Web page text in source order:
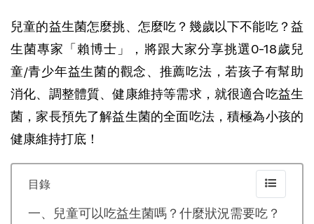
兒童的益生菌怎麼挑、怎麼吃？幾歲以下不能吃？益
生菌專家「賴博士」，將跟大家分享挑選0-18歲兒
童/青少年益生菌的觀念、推薦吃法，若孩子有幫助
消化、調整體質、健康維持等需求，就很適合吃益生
菌，家長預先了解益生菌的全面吃法，積極為小孩的
健康維持打底！
目錄
一、兒童可以吃益生菌嗎？什麼狀況需要吃？